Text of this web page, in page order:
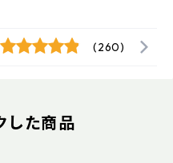
(260)
した商品